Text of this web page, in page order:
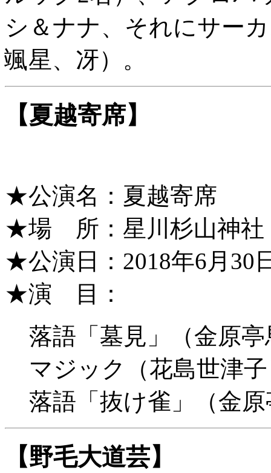
シ＆ナナ、それにサー
颯星、冴）。
【夏越寄席】
★公演名：夏越寄席
★場 所：星川杉山神社
★公演日：2018年6月30
★演 目：
落語「墓見」（金原
マジック（花島世津
落語「抜け雀」（金
【野毛大道芸】